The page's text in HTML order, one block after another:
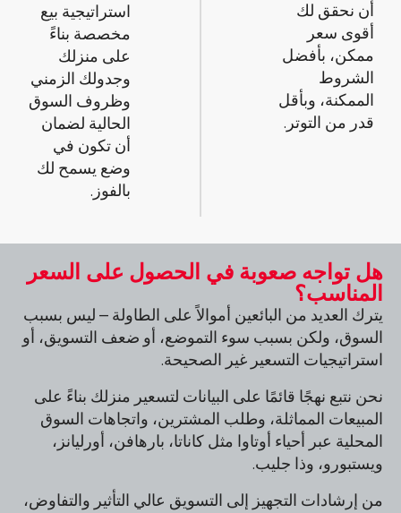
أن نحقق لك
أقوى سعر
ممكن، بأفضل
الشروط
الممكنة، وبأقل
قدر من التوتر.
استراتيجية بيع
مخصصة بناءً
على منزلك
وجدولك الزمني
وظروف السوق
الحالية لضمان
أن تكون في
وضع يسمح لك
بالفوز.
هل تواجه صعوبة في الحصول على السعر
المناسب؟
يترك العديد من البائعين أموالاً على الطاولة – ليس بسبب
السوق، ولكن بسبب سوء التموضع، أو ضعف التسويق، أو
استراتيجيات التسعير غير الصحيحة.
نحن نتبع نهجًا قائمًا على البيانات لتسعير منزلك بناءً على
المبيعات المماثلة، وطلب المشترين، واتجاهات السوق
المحلية عبر أحياء أوتاوا مثل كاناتا، بارهافن، أورليانز،
ويستبورو، وذا جليب.
من إرشادات التجهيز إلى التسويق عالي التأثير والتفاوض،